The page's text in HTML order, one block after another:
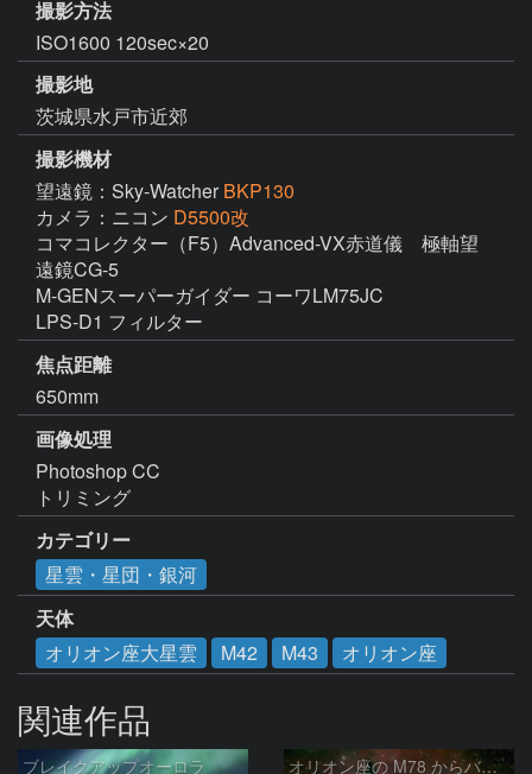
撮影方法
ISO1600 120sec×20
撮影地
茨城県水戸市近郊
撮影機材
望遠鏡：Sky-Watcher BKP130
カメラ：ニコン D5500改
コマコレクター（F5）Advanced-VX赤道儀　極軸望
遠鏡CG-5
M-GENスーパーガイダー コーワLM75JC
LPS-D1 フィルター
焦点距離
650mm
画像処理
Photoshop CC
トリミング
カテゴリー
星雲・星団・銀河
天体
オリオン座大星雲
M42 M43 オリオン座
関連作品
ブレイクアップオーロラ オリオン座の M78 からバーナードループをまたいで LDN1622あたり